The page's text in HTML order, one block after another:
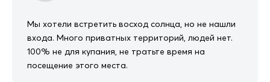
Мы хотели встретить восход солнца, но не нашли
входа. Много приватных территорий, людей нет.
100% не для купания, не тратьте время на
посещение этого места.